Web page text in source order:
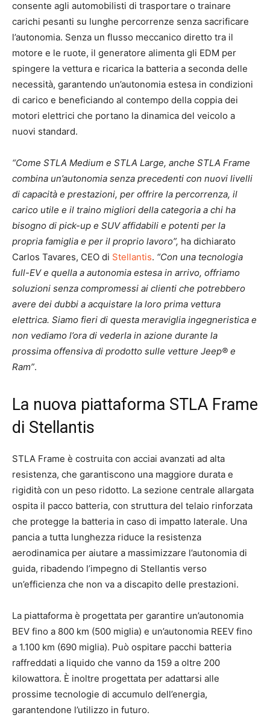
consente agli automobilisti di trasportare o trainare
carichi pesanti su lunghe percorrenze senza sacrificare
l’autonomia. Senza un flusso meccanico diretto tra il
motore e le ruote, il generatore alimenta gli EDM per
spingere la vettura e ricarica la batteria a seconda delle
necessità, garantendo un’autonomia estesa in condizioni
di carico e beneficiando al contempo della coppia dei
motori elettrici che portano la dinamica del veicolo a
nuovi standard.
“Come STLA Medium e STLA Large, anche STLA Frame
combina un’autonomia senza precedenti con nuovi livelli
di capacità e prestazioni, per offrire la percorrenza, il
carico utile e il traino migliori della categoria a chi ha
bisogno di pick-up e SUV affidabili e potenti per la
propria famiglia e per il proprio lavoro”, ha dichiarato
Carlos Tavares, CEO di Stellantis. “Con una tecnologia
full-EV e quella a autonomia estesa in arrivo, offriamo
soluzioni senza compromessi ai clienti che potrebbero
avere dei dubbi a acquistare la loro prima vettura
elettrica. Siamo fieri di questa meraviglia ingegneristica e
non vediamo l’ora di vederla in azione durante la
prossima offensiva di prodotto sulle vetture Jeep® e
Ram”.
La nuova piattaforma STLA Frame
di Stellantis
STLA Frame è costruita con acciai avanzati ad alta
resistenza, che garantiscono una maggiore durata e
rigidità con un peso ridotto. La sezione centrale allargata
ospita il pacco batteria, con struttura del telaio rinforzata
che protegge la batteria in caso di impatto laterale. Una
pancia a tutta lunghezza riduce la resistenza
aerodinamica per aiutare a massimizzare l’autonomia di
guida, ribadendo l’impegno di Stellantis verso
un’efficienza che non va a discapito delle prestazioni.
La piattaforma è progettata per garantire un’autonomia
BEV fino a 800 km (500 miglia) e un’autonomia REEV fino
a 1.100 km (690 miglia). Può ospitare pacchi batteria
raffreddati a liquido che vanno da 159 a oltre 200
kilowattora. È inoltre progettata per adattarsi alle
prossime tecnologie di accumulo dell’energia,
garantendone l’utilizzo in futuro.